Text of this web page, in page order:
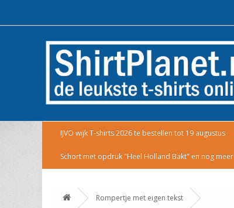
IJVO wijk T-shirts 2026 te bestellen tot 19 augustus
Schort met opdruk "Heel Holland Bakt" en nog meer
Rompertje met eigen tekst